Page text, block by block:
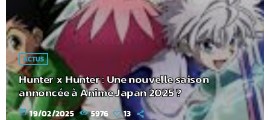
ACTUS
Hunter x Hunter : Une nouvelle saison
annoncée à Anime Japan 2025 ?
today 19/02/2025 5976 13